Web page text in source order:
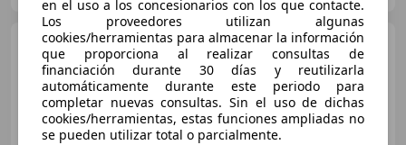
MINI Cooper D Aut.
€ 12.990
en el uso a los concesionarios con los que contacte.
Los proveedores utilizan algunas
cookies/herramientas para almacenar la información
que proporciona al realizar consultas de
financiación durante 30 días y reutilizarla
automáticamente durante este periodo para
completar nuevas consultas. Sin el uso de dichas
cookies/herramientas, estas funciones ampliadas no
se pueden utilizar total o parcialmente.